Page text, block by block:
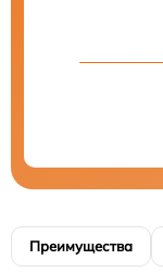
Преимущества